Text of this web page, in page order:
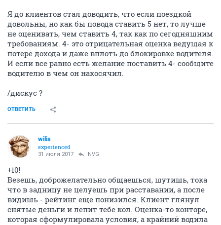
Я до клиентов стал доводить, что если поездкой
довольны, но как бы повода ставить 5 нет, то лучше
не оценивать, чем ставить 4, так как по сегодняшним
требованиям. 4- это отрицательная оценка ведущая к
потере дохода и даже вплоть до блокировке водителя.
И если все равно есть желание поставить 4- сообщите
водителю в чем он накосячил.
/дискус ?
ОТВЕТИТЬ
wilis
experienced
31 июля 2017 NVG
+10!
Везешь, доброжелательно общаешься, шутишь, тока
что в задницу не целуешь при расставании, а после
видишь - рейтинг еще понизился. Клиент глянул
снятые деньги и лепит тебе кол. Оценка-то конторе,
которая сформулировала условия, а крайний водила